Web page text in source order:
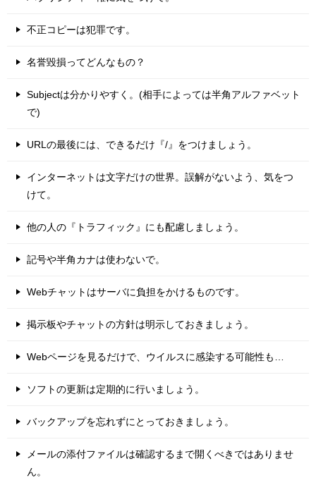
不正コピーは犯罪です。
名誉毀損ってどんなもの？
Subjectは分かりやすく。(相手によっては半角アルファベット
で)
URLの最後には、できるだけ『/』をつけましょう。
インターネットは文字だけの世界。誤解がないよう、気をつ
けて。
他の人の『トラフィック』にも配慮しましょう。
記号や半角カナは使わないで。
Webチャットはサーバに負担をかけるものです。
掲示板やチャットの方針は明示しておきましょう。
Webページを見るだけで、ウイルスに感染する可能性も…
ソフトの更新は定期的に行いましょう。
バックアップを忘れずにとっておきましょう。
メールの添付ファイルは確認するまで開くべきではありませ
ん。